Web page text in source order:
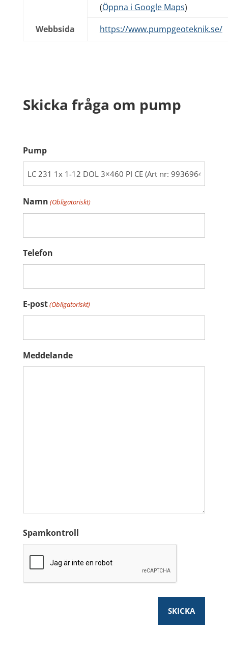
(Öppna i Google Maps)
Webbsida
https://www.pumpgeoteknik.se/
Skicka fråga om pump
Pump
Namn (Obligatoriskt)
Telefon
E-post(Obligatoriskt)
Meddelande
Spamkontroll